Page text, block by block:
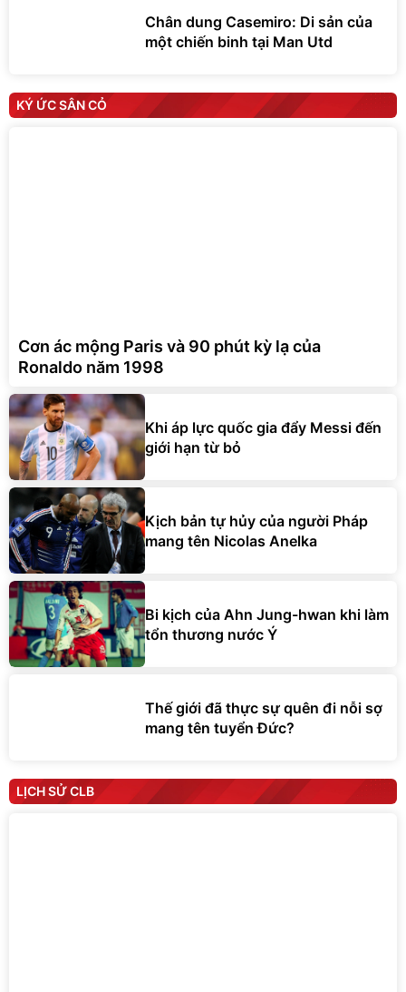
Chân dung Casemiro: Di sản của
một chiến binh tại Man Utd
KÝ ỨC SÂN CỎ
Cơn ác mộng Paris và 90 phút kỳ lạ của
Ronaldo năm 1998
Khi áp lực quốc gia đẩy Messi đến
giới hạn từ bỏ
Kịch bản tự hủy của người Pháp
mang tên Nicolas Anelka
Bi kịch của Ahn Jung-hwan khi làm
tổn thương nước Ý
Thế giới đã thực sự quên đi nỗi sợ
mang tên tuyển Đức?
LỊCH SỬ CLB